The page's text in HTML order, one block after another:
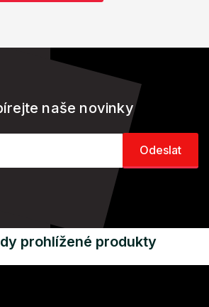
naše novinky
prohlížené produkty